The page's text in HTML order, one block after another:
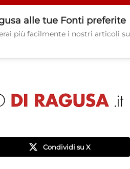
alle tue Fonti preferite
più facilmente i nostri articoli su
Condividi su X